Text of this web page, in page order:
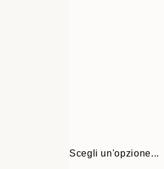
Scegli un'opzione...